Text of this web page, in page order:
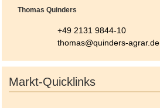
Thomas Quinders
+49 2131 9844-10
thomas@quinders-agrar.de
Markt-Quicklinks